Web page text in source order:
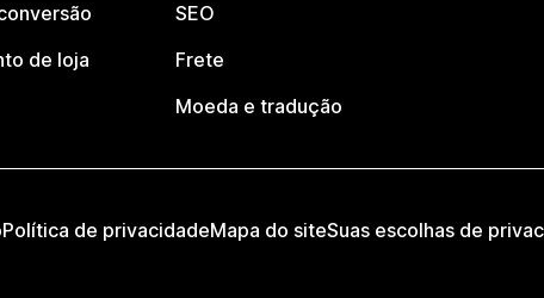
de loja
SEO
Frete
Moeda e tradução
Política de privacidadeMapa do siteSuas escolhas de